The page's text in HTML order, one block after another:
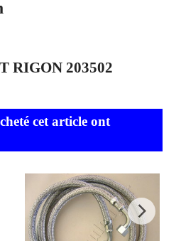
RIGON 203502
cet article ont